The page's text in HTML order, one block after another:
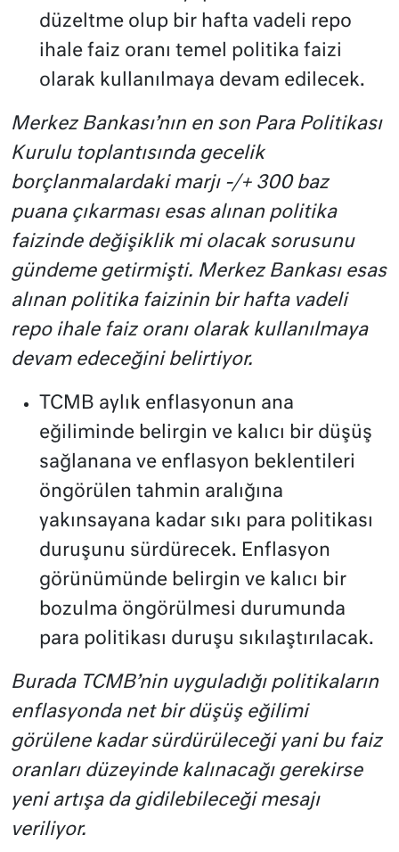
düzeltme olup bir hafta vadeli repo
ihale faiz oranı temel politika faizi
olarak kullanılmaya devam edilecek.
Merkez Bankası’nın en son Para Politikası
Kurulu toplantısında gecelik
borçlanmalardaki marjı -/+ 300 baz
puana çıkarması esas alınan politika
faizinde değişiklik mi olacak sorusunu
gündeme getirmişti. Merkez Bankası esas
alınan politika faizinin bir hafta vadeli
repo ihale faiz oranı olarak kullanılmaya
devam edeceğini belirtiyor.
TCMB aylık enflasyonun ana
eğiliminde belirgin ve kalıcı bir düşüş
sağlanana ve enflasyon beklentileri
öngörülen tahmin aralığına
yakınsayana kadar sıkı para politikası
duruşunu sürdürecek. Enflasyon
görünümünde belirgin ve kalıcı bir
bozulma öngörülmesi durumunda
para politikası duruşu sıkılaştırılacak.
Burada TCMB’nin uyguladığı politikaların
enflasyonda net bir düşüş eğilimi
görülene kadar sürdürüleceği yani bu faiz
oranları düzeyinde kalınacağı gerekirse
yeni artışa da gidilebileceği mesajı
veriliyor.